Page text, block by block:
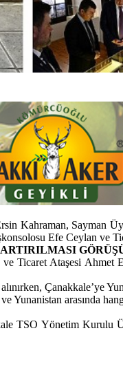
Kahraman,
Efe Ceylan ve
Ataşesi Ahmet
Çanakkale’ye
Yunanistan arasında
TSO Yönetim